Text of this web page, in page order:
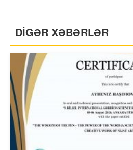
DİGƏR XƏBƏRLƏR